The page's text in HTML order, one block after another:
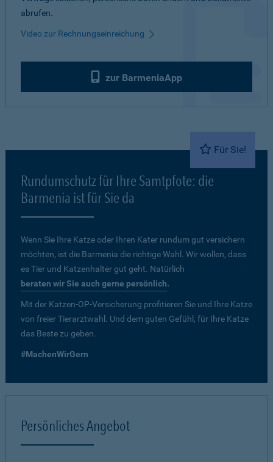
abrufen.
Video zur Rechnungseinreichung
zur BarmeniaApp
Für Sie!
Rundumschutz für Ihre Samtpfote: die
Barmenia ist für Sie da
Wenn Sie Ihre Katze oder Ihren Kater rundum gut versichern
möchten, ist die Barmenia die richtige Wahl. Wir wollen, dass
es Tier und Katzenhalter gut geht. Natürlich
beraten wir Sie auch gerne persönlich.
Mit der Katzen-OP-Versicherung profitieren Sie und Ihre Katze
von freier Tierarztwahl. Und dem guten Gefühl, für Ihre Katze
das Beste zu geben.
#MachenWirGern
Persönliches Angebot